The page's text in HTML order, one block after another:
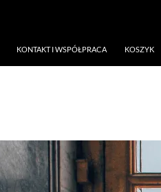
KONTAKT I WSPÓŁPRACA KOSZYK